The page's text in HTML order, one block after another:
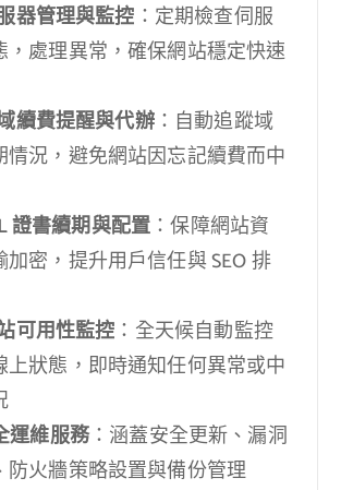
器管理與監控 ：定期檢查伺服
，處理異常，確保網站穩定快速
續費提醒與代辦：自動追蹤域
情況，避免網站因忘記續費而中
證書續期與配置 ：保障網站資
加密，提升用戶信任與 SEO 排
可用性監控 ：全天候自動監控
上狀態，即時通知任何異常或中
運維服務：涵蓋安全更新、漏洞
防火牆策略設置與備份管理